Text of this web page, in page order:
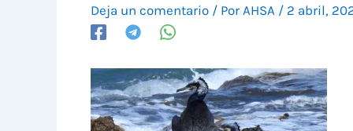
Deja un comentario / Por AHSA / 2 abril,